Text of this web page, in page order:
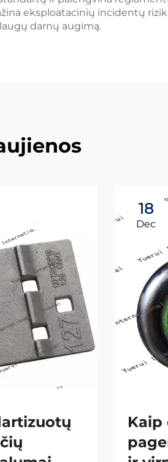
eksploatacinių incidentų
darnų augimą.
18
Dec
Kaip